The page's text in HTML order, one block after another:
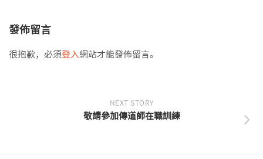
發佈留言
很抱歉，必須登入網站才能發佈留言。
NEXT STORY
敬請參加傳道師在職訓練